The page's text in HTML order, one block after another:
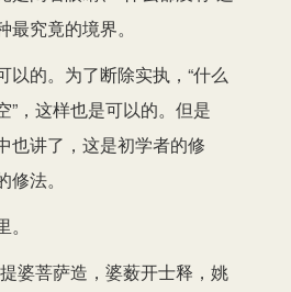
究竟的境界。
以的。为了断除实执，“什么
”，这样也是可以的。但是
也讲了，这是初学者的修
法。
婆菩萨造，婆薮开士释，姚